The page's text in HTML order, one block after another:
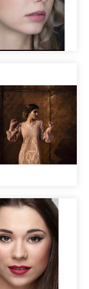
de fotos
nupcial